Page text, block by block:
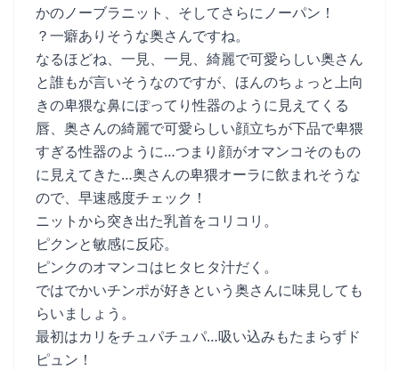
かのノーブラニット、そしてさらにノーパン！
？一癖ありそうな奥さんですね。
なるほどね、一見、一見、綺麗で可愛らしい奥さん
と誰もが言いそうなのですが、ほんのちょっと上向
きの卑猥な鼻にぽってり性器のように見えてくる
唇、奥さんの綺麗で可愛らしい顔立ちが下品で卑猥
すぎる性器のように…つまり顔がオマンコそのもの
に見えてきた…奥さんの卑猥オーラに飲まれそうな
ので、早速感度チェック！
ニットから突き出た乳首をコリコリ。
ピクンと敏感に反応。
ピンクのオマンコはヒタヒタ汁だく。
ではでかいチンポが好きという奥さんに味見しても
らいましょう。
最初はカリをチュパチュパ…吸い込みもたまらずド
ピュン！